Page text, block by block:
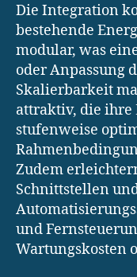
Die Integration
bestehende
modular, was
oder Anpassung
Skalierbarkeit
attraktiv, die ihre
stufenweise
Zudem
Schnittstellen
und
Wartungskosten